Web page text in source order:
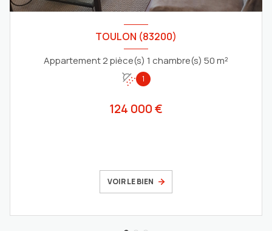
TOULON (83200)
Appartement 2 pièce(s) 1 chambre(s) 50 m²
1
124 000 €
VOIR LE BIEN